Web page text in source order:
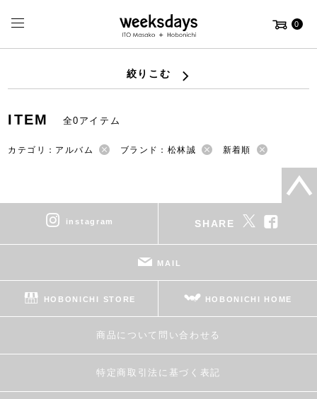
0
絞りこむ
ITEM 全0アイテム
カテゴリ：アルバム ブランド：松林誠 新着順
instagram SHARE
MAIL
HOBONICHI STORE HOBONICHI HOME
商品について問い合わせる
特定商取引法に基づく表記